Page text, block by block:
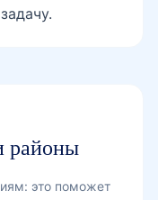
районы
это поможет